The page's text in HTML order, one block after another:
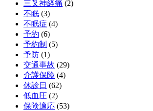
三叉神経痛 (2)
不眠 (3)
不眠症 (4)
予約 (6)
予約制 (5)
予防 (1)
交通事故 (29)
介護保険 (4)
休診日 (62)
低血圧 (2)
保険適応 (53)